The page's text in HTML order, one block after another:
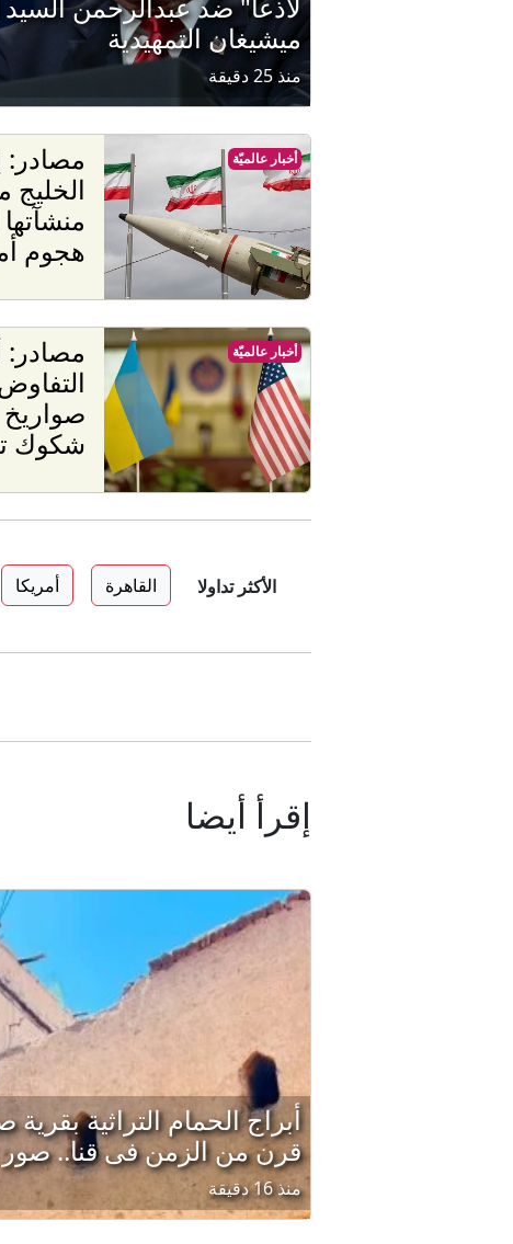
ميشيغان التمهيدية
منذ 25 دقيقة
مصادر:
هجوم
أخبار عالميّة
مصادر:
شكوك
أخبار عالميّة
الأكثر تداولا القاهرة أمريكا
إقرأ أيضا
أبراج الحمام التراثية
قرن من الزمن فى قنا.. صور
منذ 16 دقيقة